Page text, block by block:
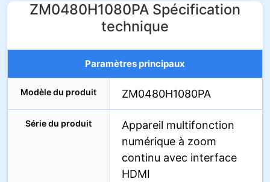
ZM0480H1080PA Spécification
technique
Paramètres principaux
Modèle du produit ZM0480H1080PA
Série du produit
Appareil multifonction
numérique à zoom
continu avec interface
HDMI